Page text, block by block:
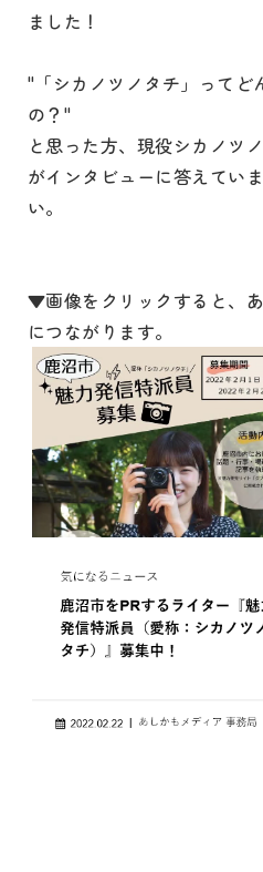
ました！
"「シカノツノタチ」ってど
の？"
と思った方、現役シカノツ
がインタビューに答えてい
い。
▼画像をクリックすると、
につながります。